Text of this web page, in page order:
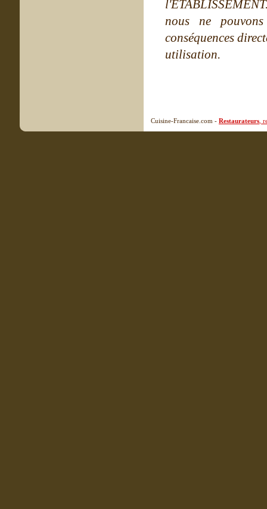
nous ne
conséquences
utilisation.
Cuisine-Francaise.com - Restaurateurs ,